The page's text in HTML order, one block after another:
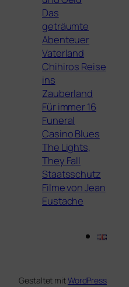
Das
geträumte
Abenteuer
Vaterland
Chihiros Reise
ins
Zauberland
Für immer 16
Funeral
Casino Blues
The Lights,
They Fall
Staatsschutz
Filme von Jean
Eustache
Gestaltet mitWordPress